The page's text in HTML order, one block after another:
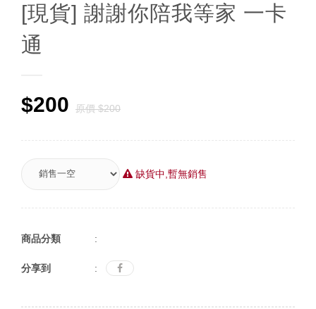
[現貨] 謝謝你陪我等家 一卡
通
$200 原價 $200
缺貨中,暫無銷售
商品分類 :
分享到 :